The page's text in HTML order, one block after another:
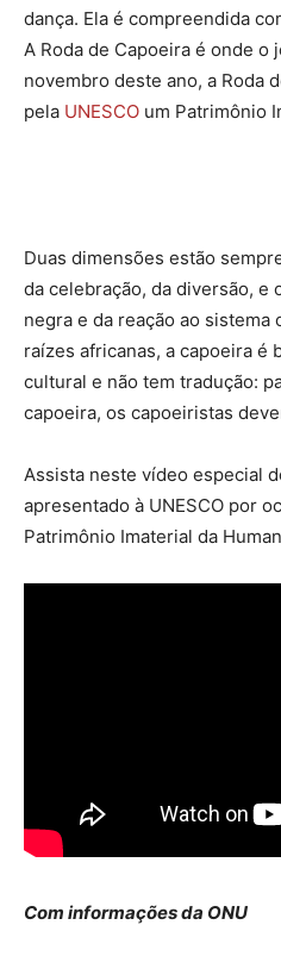
dança. Ela é compreendida
A Roda de Capoeira é onde o
novembro deste ano, a Roda
pela UNESCO um Patrimônio
Duas dimensões estão
da celebração, da diversão, e
negra e da reação ao
raízes africanas, a capoeira é
cultural e não tem tradução:
capoeira, os capoeiristas
Assista neste vídeo especial
apresentado à UNESCO por
Patrimônio Imaterial da
Com informações da ONU